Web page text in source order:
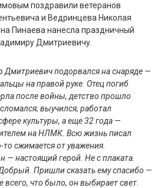
поздравили ветеранов
и Ведринцева Николая
Пинаева нанесла праздничный
Дмитриевичу.
Дмитриевич подорвался на снаряде —
на правой руке. Отец погиб
после войны, детство прошло
выучился, работал
культуры, а еще 32 года —
на НЛМК. Всю жизнь писал
сжимается от уважения.
— настоящий герой. Не с плаката.
Пришли сказать ему спасибо —
всего, что было, он выбирает свет.